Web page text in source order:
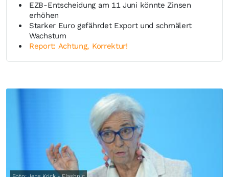
EZB-Entscheidung am 11 Juni könnte Zinsen
erhöhen
Starker Euro gefährdet Export und schmälert
Wachstum
Report: Achtung, Korrektur!